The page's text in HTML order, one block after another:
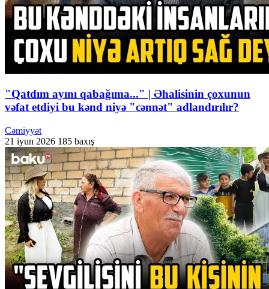
"Qatdım ayını qabağıma..." | Əhalisinin çoxunun
vəfat etdiyi bu kənd niyə "cənnət" adlandırılır?
Cəmiyyət
21 iyun 2026 185 baxış